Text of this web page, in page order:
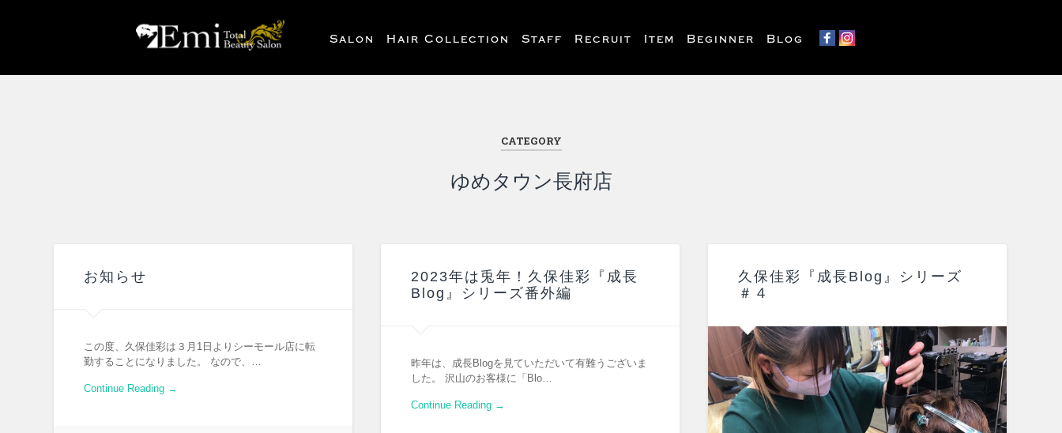
Salon Hair Collection Staff Recruit Item Beginner Blog
CATEGORY
ゆめタウン長府店
お知らせ
この度、久保佳彩は３月1日よりシーモール店に転
勤することになりました。 なので、…
Continue Reading →
2023年は兎年！久保佳彩『成長
Blog』シリーズ番外編
昨年は、成長Blogを見ていただいて有難うございま
した。 沢山のお客様に「Blo…
Continue Reading →
久保佳彩『成長Blog』シリーズ
＃４